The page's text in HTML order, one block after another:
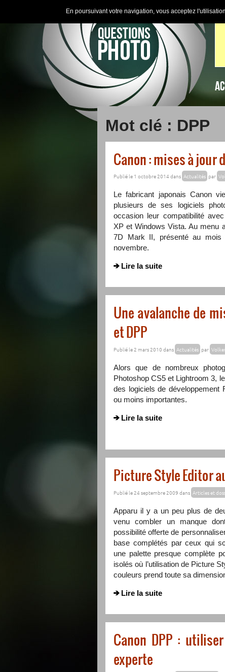
Mot clé : DPP
Canon : mises à jour
Publié le 1 octobre 2014 dans Actualités par
Le fabricant japonais Canon
plusieurs de ses logiciels
occasion leur compatibilité
XP et Windows Vista. Au menu
7D Mark II, présenté au
novembre.
Lire la suite
Une avalanche de
et DPP
Publié le 2 mars 2010 dans Actualités par
Alors que de nombreux
Photoshop CS5 et Lightroom 3,
des logiciels de développement
ou moins importantes.
Lire la suite
Picture Style Editor
Publié le 24 septembre 2009 dans Articles et
Apparu il y a un peu plus de
venu combler un manque
possibilité offerte de
base complétés par ceux qui
une palette presque complète
isolés où l’utilisation de Picture
couleurs prend toute sa
Lire la suite
Canon DPP :
experte
En poursuivant votre navigation, vous acceptez